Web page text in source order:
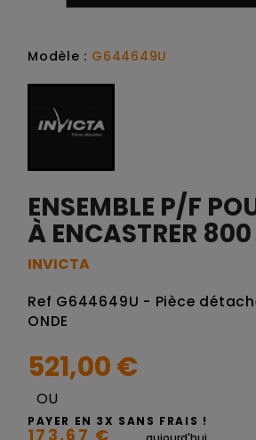
Modèle : G644649U
ENSEMBLE P/F
À ENCASTRER
INVICTA
Ref G644649U - Pièce
ONDE
521,00 €
OU
PAYER EN 3X SANS FRAIS !
173,67 €